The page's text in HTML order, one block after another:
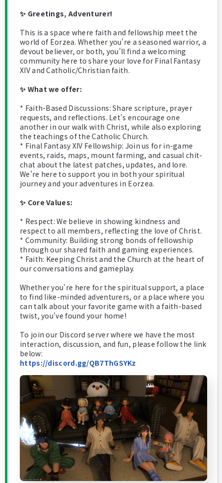
✨ Greetings, Adventurer!
This is a space where faith and fellowship meet the
world of Eorzea. Whether you're a seasoned warrior, a
devout believer, or both, you'll find a welcoming
community here to share your love for Final Fantasy
XIV and Catholic/Christian faith.
✨ What we offer:
* Faith-Based Discussions: Share scripture, prayer
requests, and reflections. Let's encourage one
another in our walk with Christ, while also exploring
the teachings of the Catholic Church.
* Final Fantasy XIV Fellowship: Join us for in-game
events, raids, maps, mount farming, and casual chit-
chat about the latest patches, updates, and lore.
We’re here to support you in both your spiritual
journey and your adventures in Eorzea.
✨ Core Values:
* Respect: We believe in showing kindness and
respect to all members, reflecting the love of Christ.
* Community: Building strong bonds of fellowship
through our shared faith and gaming experiences.
* Faith: Keeping Christ and the Church at the heart of
our conversations and gameplay.
Whether you're here for the spiritual support, a place
to find like-minded adventurers, or a place where you
can talk about your favorite game with a faith-based
twist, you've found your home!
To join our Discord server where we have the most
interaction, discussion, and fun, please follow the link
below:
https://discord.gg/QB7ThGSYKz